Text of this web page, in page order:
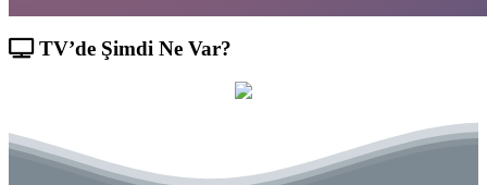
TV’de Şimdi Ne Var?